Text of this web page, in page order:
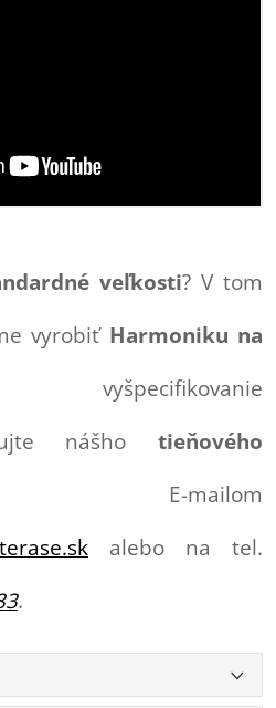
veľkosti? V tom
vyrobiť Harmoniku na
nášho tieňového
alebo na tel.
.